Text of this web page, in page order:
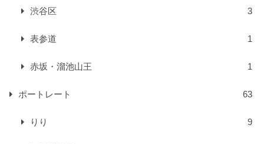
渋谷区 3
表参道 1
赤坂・溜池山王 1
ポートレート 63
りり 9